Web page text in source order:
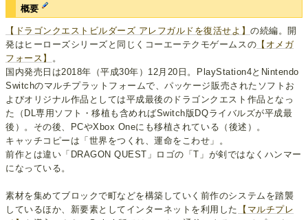
概要
【ドラゴンクエストビルダーズ アレフガルドを復活せよ】の続編。開
発はヒーローズシリーズと同じくコーエーテクモゲームスの 【オメガ
フォース】 。
国内発売日は2018年（平成30年）12月20日。PlayStation4とNintendo
Switchのマルチプラットフォームで、パッケージ販売されたソフトお
よびオリジナル作品としては平成最後のドラゴンクエスト作品となっ
た（DL専用ソフト・移植も含めればSwitch版DQライバルズが平成最
後）。その後、PCやXbox Oneにも移植されている（後述）。
キャッチコピーは「世界をつくれ、運命をこわせ」。
前作とは違い「DRAGON QUEST」ロゴの「T」が剣ではなくハンマー
になっている。
素材を集めてブロックで町などを構築していく前作のシステムを踏襲
しているほか、新要素としてインターネットを利用した
【マルチプレ